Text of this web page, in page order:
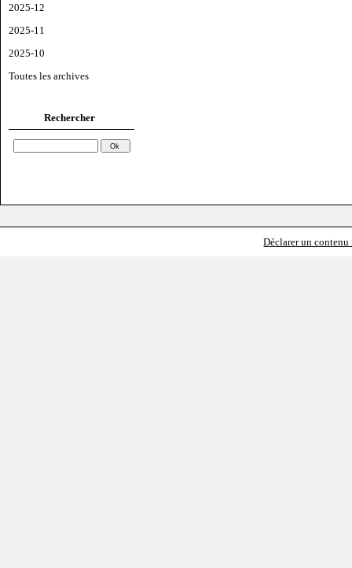
2025-12
2025-11
2025-10
Toutes les archives
Rechercher
Déclarer un